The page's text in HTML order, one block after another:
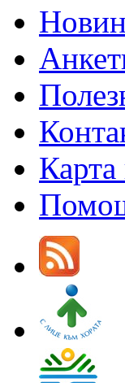
Карта